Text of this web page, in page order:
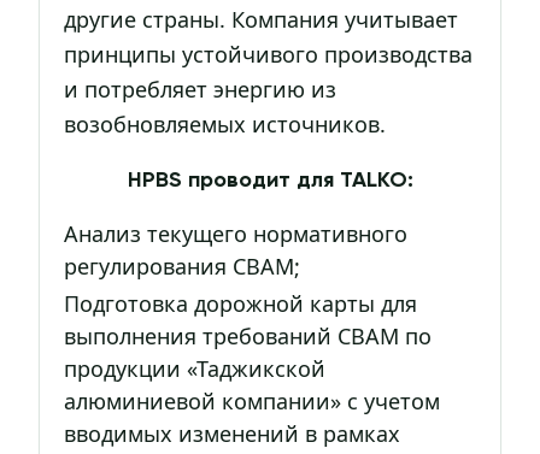
другие страны. Компания учитывает
принципы устойчивого производства
и потребляет энергию из
возобновляемых источников.
HPBS проводит для TALKO:
Анализ текущего нормативного
регулирования СВАМ;
Подготовка дорожной карты для
выполнения требований СВАМ по
продукции «Таджикской
алюминиевой компании» с учетом
вводимых изменений в рамках